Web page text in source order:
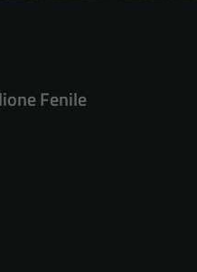
Fenile